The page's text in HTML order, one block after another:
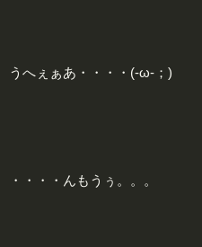
うへぇぁあ・・・・(-ω-；)
・・・・んもうぅ。。。